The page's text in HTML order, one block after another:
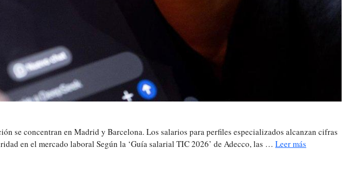
se concentran en Madrid y Barcelona. Los salarios para perfiles especializados alcanzan cifras
en el mercado laboral Según la ‘Guía salarial TIC 2026’ de Adecco, las … Leer más